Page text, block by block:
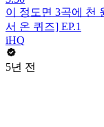
이 정도면 3곡에 천
서 온 퀴즈] EP.1
iHQ
5년 전